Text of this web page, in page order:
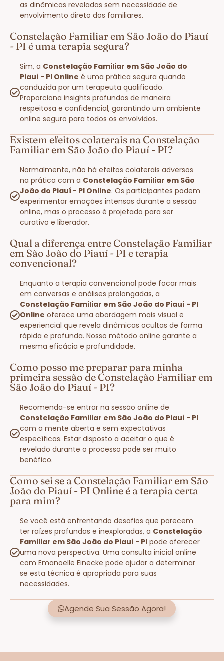
as dinâmicas reveladas sem necessidade de
envolvimento direto dos familiares.
Constelação Familiar em São João do Piauí
- PI é uma terapia segura?
Sim, a Constelação Familiar em São João do
Piauí - PI Online é uma prática segura quando
conduzida por um terapeuta qualificado.
Proporciona insights profundos de maneira
respeitosa e confidencial, garantindo um ambiente
online seguro para todos os envolvidos.
Existem efeitos colaterais na Constelação
Familiar em São João do Piauí - PI?
Normalmente, não há efeitos colaterais adversos
na prática com a Constelação Familiar em São
João do Piauí - PI Online. Os participantes podem
experimentar emoções intensas durante a sessão
online, mas o processo é projetado para ser
curativo e liberador.
Qual a diferença entre Constelação Familiar
em São João do Piauí - PI e terapia
convencional?
Enquanto a terapia convencional pode focar mais
em conversas e análises prolongadas, a
Constelação Familiar em São João do Piauí - PI
Online oferece uma abordagem mais visual e
experiencial que revela dinâmicas ocultas de forma
rápida e profunda. Nosso método online garante a
mesma eficácia e profundidade.
Como posso me preparar para minha
primeira sessão de Constelação Familiar em
São João do Piauí - PI?
Recomenda-se entrar na sessão online de
Constelação Familiar em São João do Piauí - PI
com a mente aberta e sem expectativas
específicas. Estar disposto a aceitar o que é
revelado durante o processo pode ser muito
benéfico.
Como sei se a Constelação Familiar em São
João do Piauí - PI Online é a terapia certa
para mim?
Se você está enfrentando desafios que parecem
ter raízes profundas e inexploradas, a Constelação
Familiar em São João do Piauí - PI pode oferecer
uma nova perspectiva. Uma consulta inicial online
com Emanoelle Einecke pode ajudar a determinar
se esta técnica é apropriada para suas
necessidades.
Agende Sua Sessão Agora!